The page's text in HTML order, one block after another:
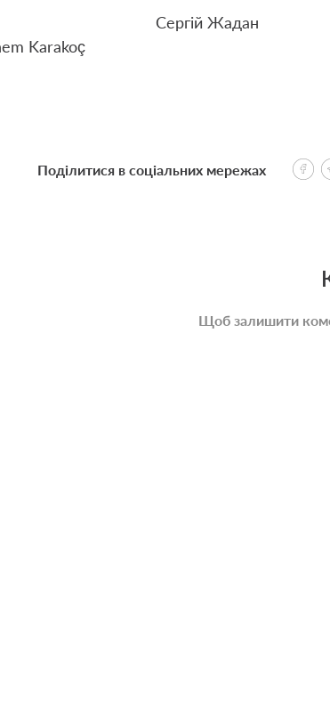
Сергій Жадан
Karakoç
Поділитися в соціальних мережах
Щоб залишити